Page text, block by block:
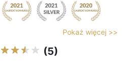
Pokaż więcej >>
(5)